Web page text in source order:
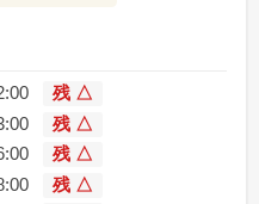
残 △
残 △
残 △
残 △